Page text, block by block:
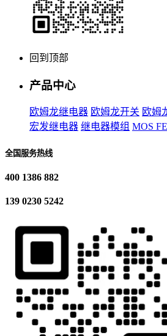
回到顶部
产品中心
欧姆龙继电器 欧姆龙开关 欧姆
宏发继电器 继电器模组 MOS
全国服务热线
400 1386 882
139 0230 5242